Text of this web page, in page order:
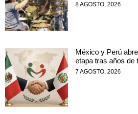
8 AGOSTO, 2026
México y Perú
etapa tras años de
7 AGOSTO, 2026